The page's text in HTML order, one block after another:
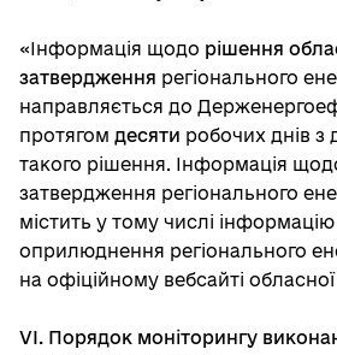
«Інформація щодо рішення
затвердження регіонального
направляється до
протягом десяти робочих днів з
такого рішення. Інформація
затвердження регіонального
містить у тому числі
оприлюднення регіонального
на офіційному вебсайті
VI. Порядок моніторингу